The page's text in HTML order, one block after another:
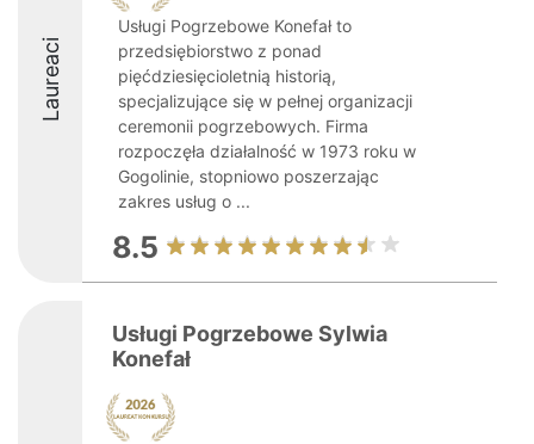
Laureaci
Usługi Pogrzebowe Konefał to
przedsiębiorstwo z ponad
pięćdziesięcioletnią historią,
specjalizujące się w pełnej organizacji
ceremonii pogrzebowych. Firma
rozpoczęła działalność w 1973 roku w
Gogolinie, stopniowo poszerzając
zakres usług o ...
8.5
Usługi Pogrzebowe Sylwia
Konefał